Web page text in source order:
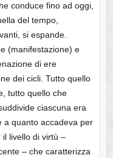
conduce fino ad oggi,
del tempo,
si espande.
(manifestazione) e
di ere
dei cicli. Tutto quello
tutto quello che
ciascuna era
a quanto accadeva per
livello di virtù –
– che caratterizza